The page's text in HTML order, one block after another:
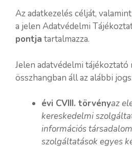
Az adatkezelés célját,
a jelen Adatvédelmi
pontja tartalmazza.
Jelen adatvédelmi tájékoztató
összhangban áll az alábbi
évi CVIII. törvényaz
kereskedelmi
információs
szolgáltatások egyes